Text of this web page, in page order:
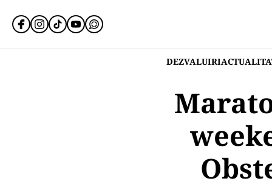
DEZVALUIRI